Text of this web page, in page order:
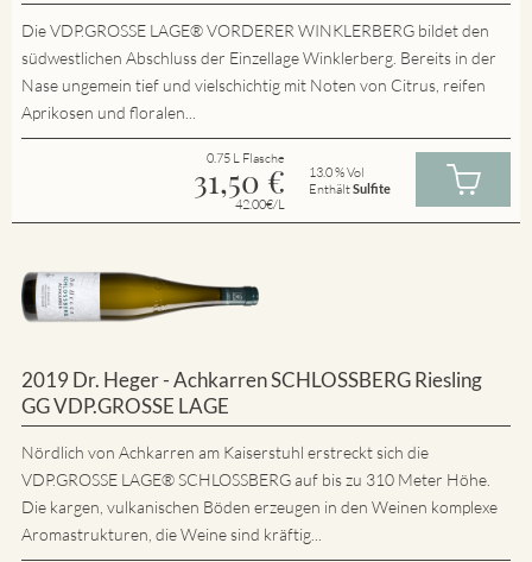
Die VDP.GROSSE LAGE® VORDERER WINKLERBERG bildet den
südwestlichen Abschluss der Einzellage Winklerberg. Bereits in der
Nase ungemein tief und vielschichtig mit Noten von Citrus, reifen
Aprikosen und floralen...
0.75 L Flasche
31,50 €
42.00€/L
13.0 % Vol
EnthältSulfite
2019 Dr. Heger - Achkarren SCHLOSSBERG Riesling
GG VDP.GROSSE LAGE
Nördlich von Achkarren am Kaiserstuhl erstreckt sich die
VDP.GROSSE LAGE® SCHLOSSBERG auf bis zu 310 Meter Höhe.
Die kargen, vulkanischen Böden erzeugen in den Weinen komplexe
Aromastrukturen, die Weine sind kräftig...